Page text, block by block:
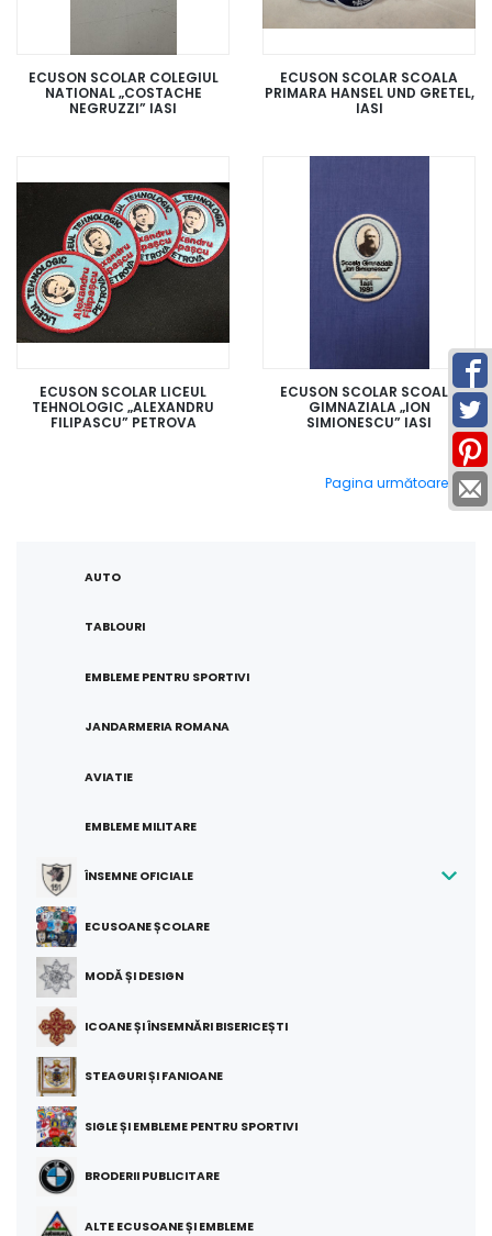
ECUSON SCOLAR COLEGIUL
NATIONAL „COSTACHE
NEGRUZZI” IASI
ECUSON SCOLAR SCOALA
PRIMARA HANSEL UND GRETEL,
IASI
ECUSON SCOLAR LICEUL
TEHNOLOGIC „ALEXANDRU
FILIPASCU” PETROVA
ECUSON SCOLAR SCOALA
GIMNAZIALA „ION
SIMIONESCU” IASI
Pagina următoare >
AUTO
TABLOURI
EMBLEME PENTRU SPORTIVI
JANDARMERIA ROMANA
AVIATIE
EMBLEME MILITARE
ÎNSEMNE OFICIALE
ECUSOANE ȘCOLARE
MODĂ ȘI DESIGN
ICOANE ȘI ÎNSEMNĂRI BISERICEȘTI
STEAGURI ȘI FANIOANE
SIGLE ȘI EMBLEME PENTRU SPORTIVI
BRODERII PUBLICITARE
ALTE ECUSOANE ȘI EMBLEME